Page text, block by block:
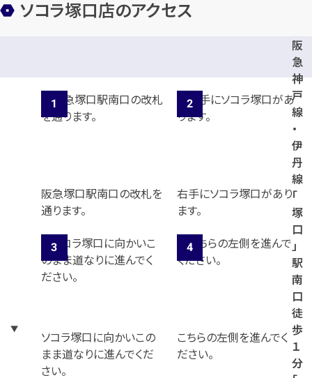
無料査定
ソコラ塚口店のアクセス
阪
急
神
戸
線
・
伊
丹
線
「
塚
口
」
駅
南
口
徒
歩
１
分
阪急塚口駅南口の改札を
通ります。
右手にソコラ塚口があり
ます。
ソコラ塚口に向かいこの
まま道なりに進んでくだ
さい。
こちらの左側を進んでく
ださい。